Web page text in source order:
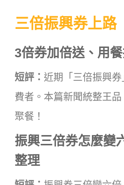
三倍振興券上
3倍券加倍送、用
短評： 近期「三倍振興
費者。本篇新聞統整王
聚餐！
振興三倍券怎麼變
整理